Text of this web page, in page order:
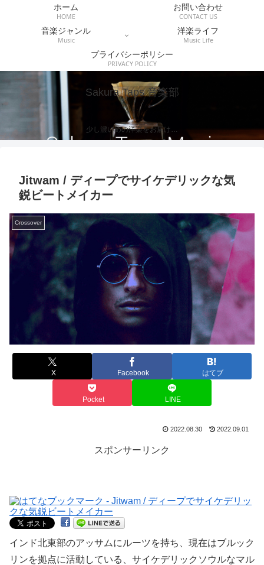
Sakura Taps 音楽部
少し濃いめの洋楽をお届け…
ホーム
HOME
お問い合わせ
CONTACT US
音楽ジャンル
Music
洋楽ライフ
Music Life
プライバシーポリシー
PRIVACY POLICY
Jitwam / ディープでサイケデリックな気
鋭ビートメイカー
Crossover
X Facebook はてブ
Pocket LINE
2022.08.30 2022.09.01
スポンサーリンク
インド北東部のアッサムにルーツを持ち、現在はブルック
リンを拠点に活動している、サイケデリックソウルなマル